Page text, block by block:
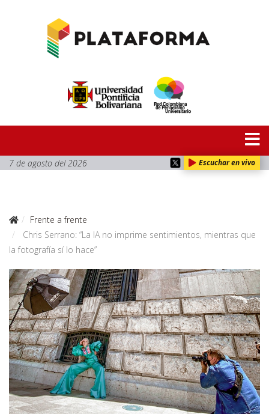
7 de agosto del 2026 Escuchar en vivo
Frente a frente
Chris Serrano: “La IA no imprime sentimientos, mientras que
la fotografía sí lo hace”